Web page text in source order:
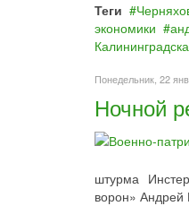
Теги
экономики
Понедельник, 22
Ночной
штурма
ворон» Андрей